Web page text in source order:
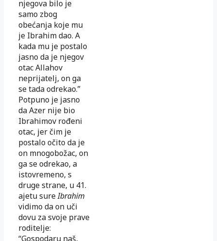
njegova bilo je
samo zbog
obećanja koje mu
je Ibrahim dao. A
kada mu je postalo
jasno da je njegov
otac Allahov
neprijatelj, on ga
se tada odrekao.”
Pot­puno je jasno
da Azer nije bio
Ibrahimov rođeni
otac, jer čim je
postalo očito da je
on mnogobožac, on
ga se odrekao, a
istovremeno, s
druge strane, u 41.
ajetu sureIbrahim
vidimo da on uči
dovu za svoje prave
roditelje:
“Gospodaru naš,